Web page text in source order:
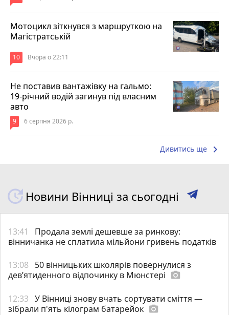
Мотоцикл зіткнувся з маршруткою на
Магістратській
10 Вчора о 22:11
Не поставив вантажівку на гальмо:
19-річний водій загинув під власним
авто
9 6 серпня 2026 р.
Дивитись ще keyboard_arrow_right
Новини Вінниці за сьогодні
13:41
Продала землі дешевше за ринкову:
вінничанка не сплатила мільйони гривень податків
13:08
50 вінницьких школярів повернулися з
дев’ятиденного відпочинку в Мюнстері photo_camera
12:33 У Вінниці знову вчать сортувати сміття —
зібрали п'ять кілограм батарейок photo_camera